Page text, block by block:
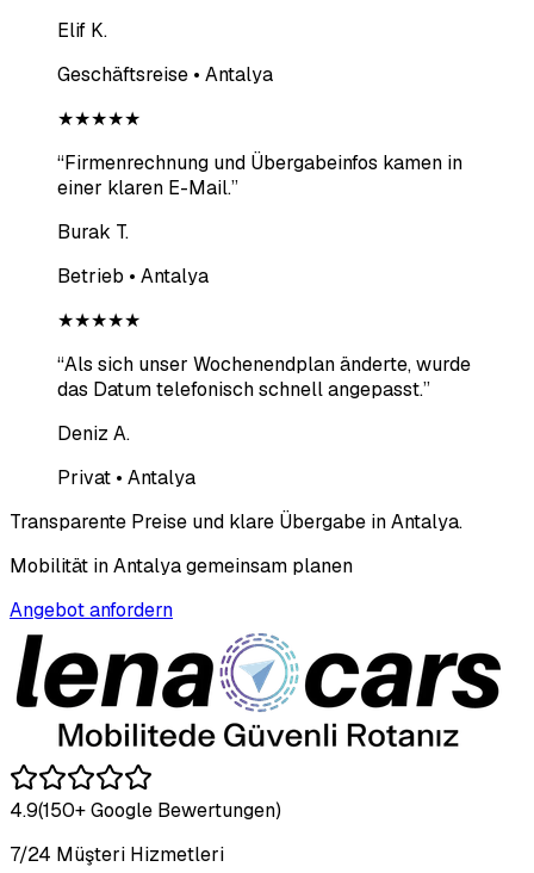
Elif K.
Geschäftsreise • Antalya
★★★★★
“Firmenrechnung und Übergabeinfos kamen in
einer klaren E-Mail.”
Burak T.
Betrieb • Antalya
★★★★★
“Als sich unser Wochenendplan änderte, wurde
das Datum telefonisch schnell angepasst.”
Deniz A.
Privat • Antalya
Transparente Preise und klare Übergabe in Antalya.
Mobilität in Antalya gemeinsam planen
Angebot anfordern
4.9(150+ Google Bewertungen)
7/24 Müşteri Hizmetleri